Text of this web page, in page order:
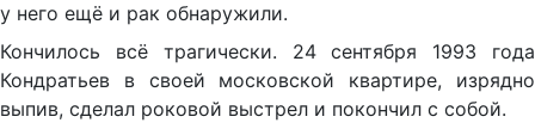
у него ещё и рак обнаружили.
Кончилось всё трагически. 24 сентября 1993 года
Кондратьев в своей московской квартире, изрядно
выпив, сделал роковой выстрел и покончил с собой.